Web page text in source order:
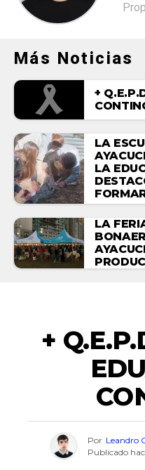
Más Noticias
+
LA
LA
LA
+
Por Leandro
Publicado